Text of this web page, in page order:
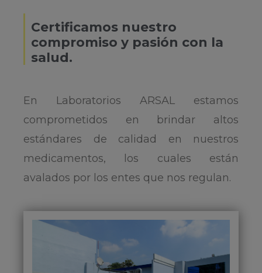
Certificamos nuestro
compromiso y pasión con la
salud.
En Laboratorios ARSAL estamos
comprometidos en brindar altos
estándares de calidad en nuestros
medicamentos, los cuales están
avalados por los entes que nos regulan.